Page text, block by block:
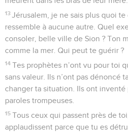
13 Jérusalem, je ne sais plus quoi
ressemble à aucune autre. Quel
consoler, belle ville de Sion ? Ton
comme la mer. Qui peut te guérir ?
14 Tes prophètes n’ont vu pour toi
sans valeur. Ils n’ont pas dénoncé
changer ta situation. Ils ont
paroles trompeuses.
15 Tous ceux qui passent près de
applaudissent parce que tu es